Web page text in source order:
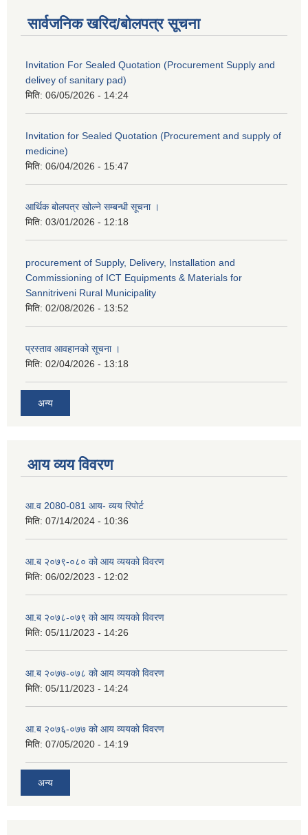
सार्वजनिक खरिद/बोलपत्र सूचना
Invitation For Sealed Quotation (Procurement Supply and
delivey of sanitary pad)
मिति: 06/05/2026 - 14:24
Invitation for Sealed Quotation (Procurement and supply of
medicine)
मिति: 06/04/2026 - 15:47
आर्थिक बोलपत्र खोल्ने सम्बन्धी सूचना ।
मिति: 03/01/2026 - 12:18
procurement of Supply, Delivery, Installation and
Commissioning of ICT Equipments & Materials for
Sannitriveni Rural Municipality
मिति: 02/08/2026 - 13:52
प्रस्ताव आवहानको सूचना ।
मिति: 02/04/2026 - 13:18
अन्य
आय व्यय विवरण
आ.व 2080-081 आय- व्यय रिपोर्ट
मिति: 07/14/2024 - 10:36
आ.ब २०७९-०८० को आय व्ययको विवरण
मिति: 06/02/2023 - 12:02
आ.ब २०७८-०७९ को आय व्ययको विवरण
मिति: 05/11/2023 - 14:26
आ.ब २०७७-०७८ को आय व्ययको विवरण
मिति: 05/11/2023 - 14:24
आ.ब २०७६-०७७ को आय व्ययको विवरण
मिति: 07/05/2020 - 14:19
अन्य